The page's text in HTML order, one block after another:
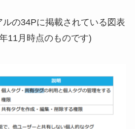
の34Pに掲載されている図表
11月時点のものです)